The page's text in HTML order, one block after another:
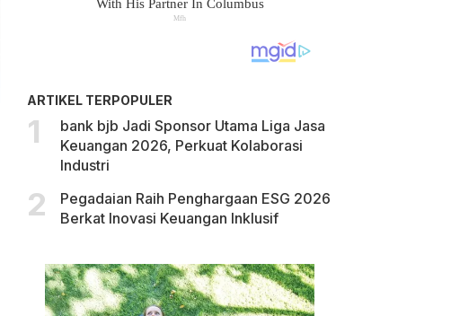
ARTIKEL TERPOPULER
bank bjb Jadi Sponsor Utama Liga Jasa
Keuangan 2026, Perkuat Kolaborasi
Industri
Pegadaian Raih Penghargaan ESG 2026
Berkat Inovasi Keuangan Inklusif